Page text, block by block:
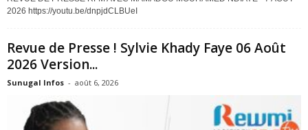
2026 https://youtu.be/dnpjdCLBUeI
Revue de Presse ! Sylvie Khady Faye 06 Août
2026 Version...
Sunugal Infos - août 6, 2026